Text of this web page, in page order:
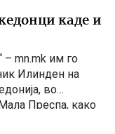
каде и
– mn.mk им го
Илинден на
во
Преспа, како
светот.